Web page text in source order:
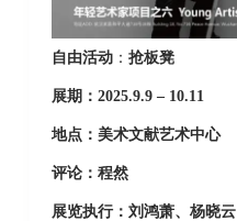
自由活动： 抢板凳
展期：2025.9.9 – 10.11
地点：美术文献艺术中心
评论：程然
展览执行：刘鸿萧、杨晓云